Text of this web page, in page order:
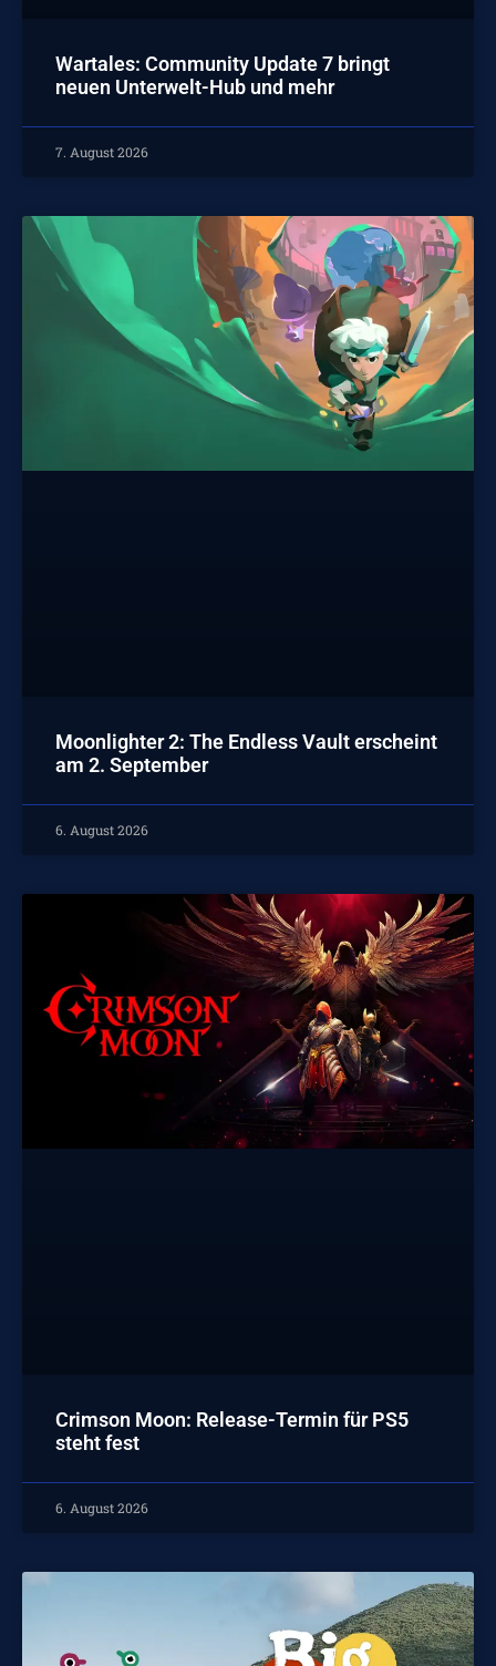
Wartales: Community Update 7 bringt
neuen Unterwelt-Hub und mehr
7. August 2026
Moonlighter 2: The Endless Vault erscheint
am 2. September
6. August 2026
Crimson Moon: Release-Termin für PS5
steht fest
6. August 2026